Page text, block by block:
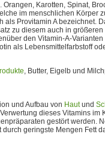
Orangen, Karotten, Spinat,
im menschlichen Körper
Provitamin A bezeichnet.
zu diesem auch in
den Vitamin-A-
als Lebensmittelfarbstoff
, Butter, Eigelb und
und Aufbau von Hautund
dieses Vitamins im
gestört werden.
geringste Mengen Fett